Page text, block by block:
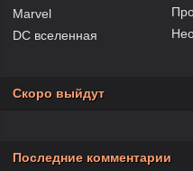
Marvel
DC вселенная
Скоро выйдут
Последние комментарии